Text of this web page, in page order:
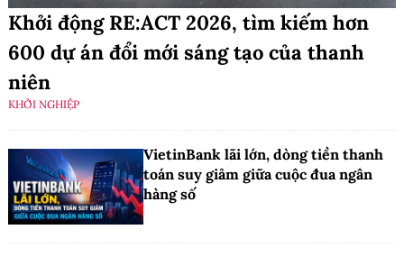
Khởi động RE:ACT 2026, tìm kiếm hơn
600 dự án đổi mới sáng tạo của thanh
niên
KHỞI NGHIỆP
VietinBank lãi lớn, dòng tiền thanh
toán suy giảm giữa cuộc đua ngân
hàng số